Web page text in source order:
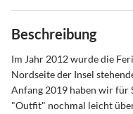
Beschreibung
Im Jahr 2012 wurde die
Nordseite der Insel
Anfang 2019 haben wir für
"Outfit" nochmal leicht